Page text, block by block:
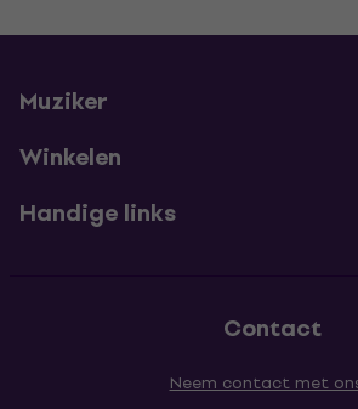
Muziker
Winkelen
Handige links
Contact
Neem contact met